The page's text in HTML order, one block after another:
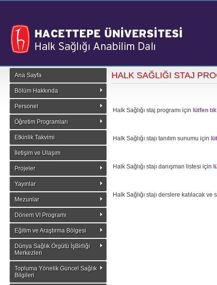
Ana Sayfa
Bölüm Hakkında
Personel
Öğretim Programları
Etkinlik Takvimi
İletişim ve Ulaşım
Projeler
Yayınlar
Mezunlar
Dönem VI Programı
Eğitim ve Araştırma Bölgesi
Dünya Sağlık Örgütü İşBirliği
Merkezleri
Topluma Yönelik Güncel Sağlık
Bilgileri
HALK SAĞLIĞI STAJ
Halk Sağlığı staj programı için lütfen
Halk Sağlığı stajı tanıtım sunumu için
Halk Sağlığı stajı danışman listesi için
Halk Sağlığı stajı derslere katılacak